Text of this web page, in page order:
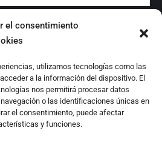
el consentimiento
utilizamos tecnologías como las
a la información del dispositivo. El
nos permitirá procesar datos
o las identificaciones únicas en
el consentimiento, puede afectar
y funciones.